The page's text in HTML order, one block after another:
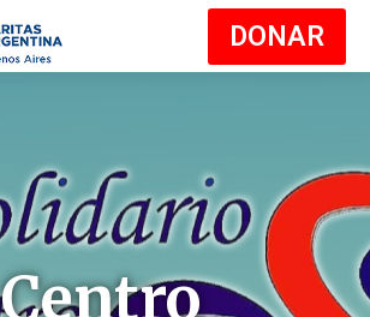
DONAR
Centro